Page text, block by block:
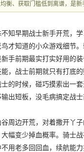
衡、获取门槛低到离谱，是新
知早期战士新手开荒，
才知道的小众游戏细节
手前期最实打实好用的
，战士前期就只有打底
的时候，碰巧摸索出一
出短板，没毛病搞定战
周边开荒，对着撒开丫
幅变少掉血概率。骑士
用老多回回血，续航能